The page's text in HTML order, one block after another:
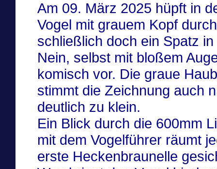
Am 09. März 2025 hüpft in
Vogel mit grauem Kopf
schließlich doch ein Spatz
Nein, selbst mit bloßem
komisch vor. Die graue
stimmt die Zeichnung auch
deutlich zu klein.
Ein Blick durch die 600mm
mit dem Vogelführer räumt
erste Heckenbraunelle